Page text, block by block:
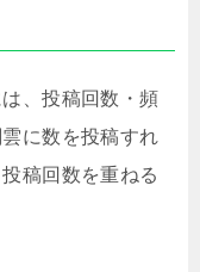
、投稿回数・頻
に数を投稿すれ
稿回数を重ねる